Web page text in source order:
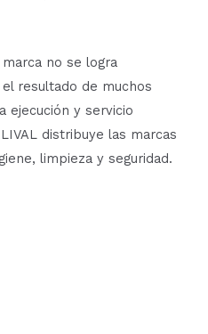
no se logra
resultado de muchos
ejecución y servicio
distribuye las marcas
limpieza y seguridad.